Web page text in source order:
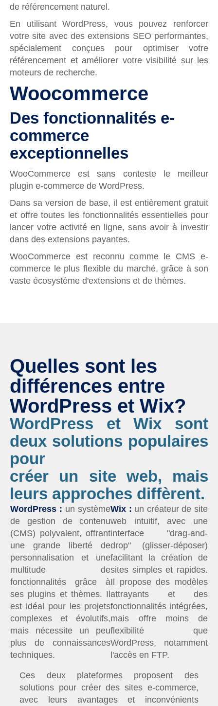
de référencement naturel.
En utilisant WordPress, vous pouvez renforcer
votre site avec des extensions SEO performantes,
spécialement conçues pour optimiser votre
référencement et améliorer votre visibilité sur les
moteurs de recherche.
Woocommerce
Des fonctionnalités e-
commerce
exceptionnelles
WooCommerce est sans conteste le meilleur
plugin e-commerce de WordPress.
Dans sa version de base, il est entièrement gratuit
et offre toutes les fonctionnalités essentielles pour
lancer votre activité en ligne, sans avoir à investir
dans des extensions payantes.
WooCommerce est reconnu comme le CMS e-
commerce le plus flexible du marché, grâce à son
vaste écosystème d'extensions et de thèmes.
Quelles sont les
différences entre
WordPress et Wix?
WordPress et Wix sont
deux solutions populaires
pour
créer un site web, mais
leurs approches diffèrent.
WordPress : un système
de gestion de contenu
(CMS) polyvalent, offrant
une grande liberté de
personnalisation et une
multitude de
fonctionnalités grâce à
ses plugins et thèmes. Il
est idéal pour les projets
complexes et évolutifs,
mais nécessite un peu
plus de connaissances
techniques.
Wix : un créateur de site
web intuitif, avec une
interface "drag-and-
drop" (glisser-déposer)
facilitant la création de
sites simples et rapides.
Il propose des modèles
attrayants et des
fonctionnalités intégrées,
mais offre moins de
flexibilité que
WordPress, notamment
l'accès en FTP.
Ces deux plateformes proposent des
solutions pour créer des sites e-commerce,
avec leurs avantages et inconvénients